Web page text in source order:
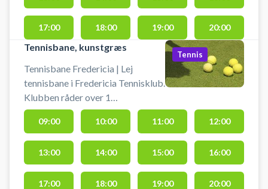
Fredericia.
17:00 18:00 19:00 20:00
Tennisbane, kunstgræs
Tennisbane Fredericia | Lej
tennisbane i Fredericia Tennisklub.
Klubben råder over 1
kunsstofbane (bane 5) og 4
grusbaner (bane 1-4). Lej
tennisbane og spil udendørs tennis
i Fredericia på tennisbanerne ved
tennisklubben i Fredericia.
Tennis
09:00 10:00 11:00 12:00
13:00 14:00 15:00 16:00
17:00 18:00 19:00 20:00